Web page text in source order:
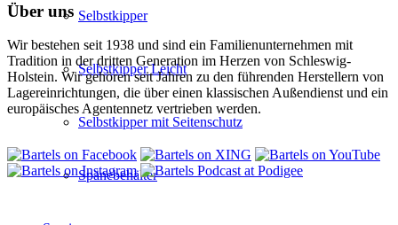
Selbstkipper
Selbstkipper Leicht
Selbstkipper mit Seitenschutz
Spänebehälter
Über uns
Wir bestehen seit 1938 und sind ein Familienunternehmen mit
Tradition in der dritten Generation im Herzen von Schleswig-
Holstein. Wir gehören seit Jahren zu den führenden Herstellern von
Lagereinrichtungen, die über einen klassischen Außendienst und ein
europäisches Agentennetz vertrieben werden.